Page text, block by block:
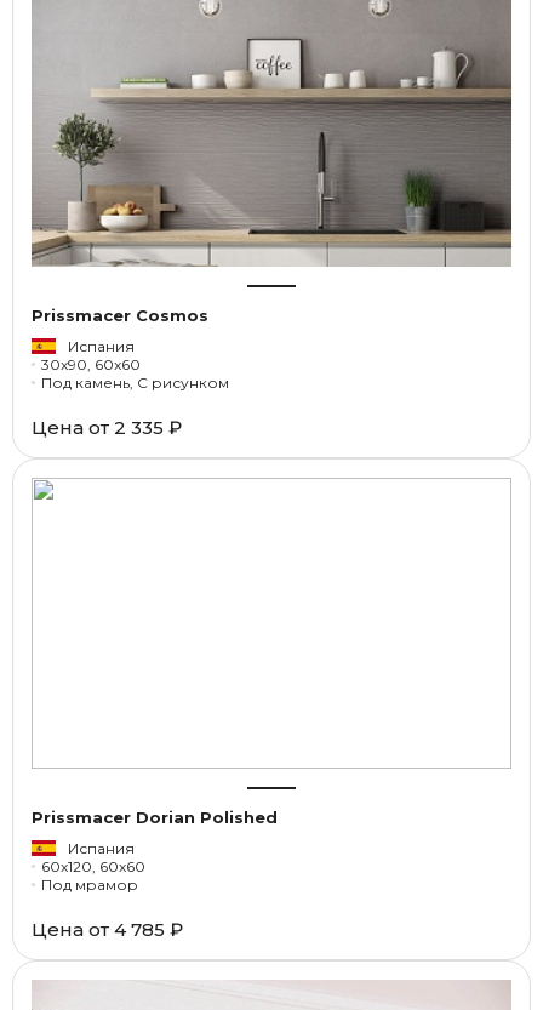
Prissmacer Cosmos
Испания
30x90, 60x60
Под камень, С рисунком
Цена от 2 335 ₽
Prissmacer Dorian Polished
Испания
60x120, 60x60
Под мрамор
Цена от 4 785 ₽